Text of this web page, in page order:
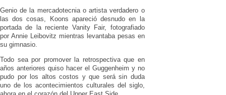
Genio de la mercadotecnia o artista verdadero o
las dos cosas, Koons apareció desnudo en la
portada de la reciente Vanity Fair, fotografiado
por Annie Leibovitz mientras levantaba pesas en
su gimnasio.
Todo sea por promover la retrospectiva que en
años anteriores quiso hacer el Guggenheim y no
pudo por los altos costos y que será sin duda
uno de los acontecimientos culturales del siglo,